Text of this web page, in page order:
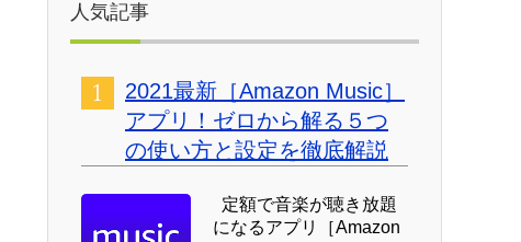
人気記事
2021最新［Amazon Music］
アプリ！ゼロから解る５つ
の使い方と設定を徹底解説
定額で音楽が聴き放題
になるアプリ［Amazon